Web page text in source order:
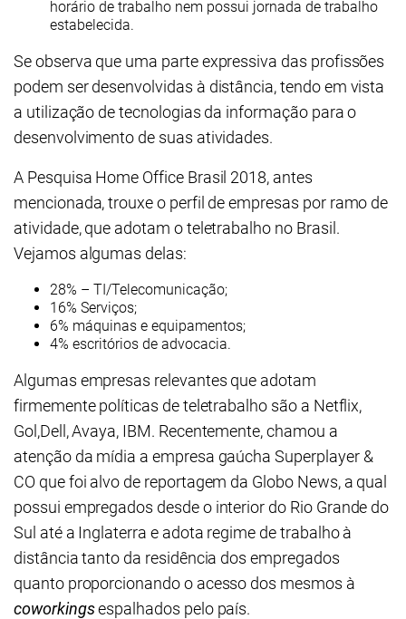
horário de trabalho nem possui jornada de trabalho
estabelecida.
Se observa que uma parte expressiva das profissões
podem ser desenvolvidas à distância, tendo em vista
a utilização de tecnologias da informação para o
desenvolvimento de suas atividades.
A Pesquisa Home Office Brasil 2018, antes
mencionada, trouxe o perfil de empresas por ramo de
atividade, que adotam o teletrabalho no Brasil.
Vejamos algumas delas:
28% – TI/Telecomunicação;
16% Serviços;
6% máquinas e equipamentos;
4% escritórios de advocacia.
Algumas empresas relevantes que adotam
firmemente políticas de teletrabalho são a Netflix,
Gol,Dell, Avaya, IBM. Recentemente, chamou a
atenção da mídia a empresa gaúcha Superplayer &
CO que foi alvo de reportagem da Globo News, a qual
possui empregados desde o interior do Rio Grande do
Sul até a Inglaterra e adota regime de trabalho à
distância tanto da residência dos empregados
quanto proporcionando o acesso dos mesmos à
coworkingsespalhados pelo país.